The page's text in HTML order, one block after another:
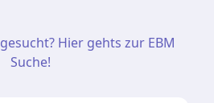
Hier gehts zur EBM
Suche!